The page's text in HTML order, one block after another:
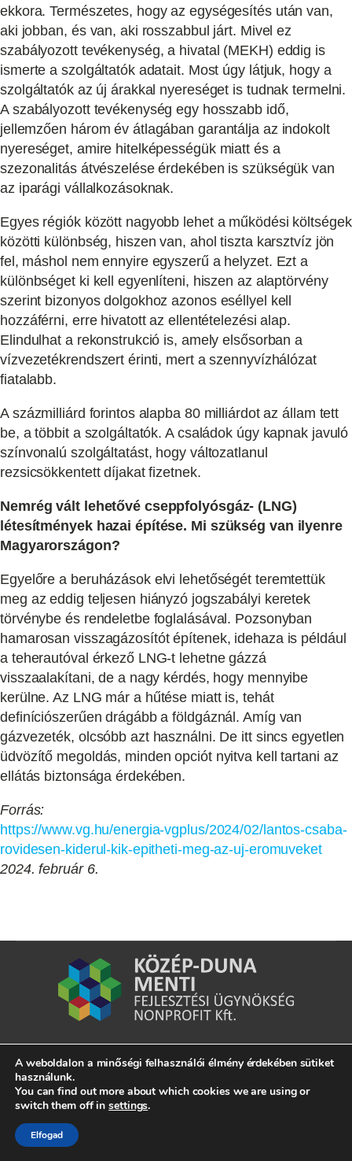
ekkora. Természetes, hogy az egységesítés után van,
aki jobban, és van, aki rosszabbul járt. Mivel ez
szabályozott tevékenység, a hivatal (MEKH) eddig is
ismerte a szolgáltatók adatait. Most úgy látjuk, hogy a
szolgáltatók az új árakkal nyereséget is tudnak termelni.
A szabályozott tevékenység egy hosszabb idő,
jellemzően három év átlagában garantálja az indokolt
nyereséget, amire hitelképességük miatt és a
szezonalitás átvészelése érdekében is szükségük van
az iparági vállalkozásoknak.
Egyes régiók között nagyobb lehet a működési költségek
közötti különbség, hiszen van, ahol tiszta karsztvíz jön
fel, máshol nem ennyire egyszerű a helyzet. Ezt a
különbséget ki kell egyenlíteni, hiszen az alaptörvény
szerint bizonyos dolgokhoz azonos eséllyel kell
hozzáférni, erre hivatott az ellentételezési alap.
Elindulhat a rekonstrukció is, amely elsősorban a
vízvezetékrendszert érinti, mert a szennyvízhálózat
fiatalabb.
A százmilliárd forintos alapba 80 milliárdot az állam tett
be, a többit a szolgáltatók. A családok úgy kapnak javuló
színvonalú szolgáltatást, hogy változatlanul
rezsicsökkentett díjakat fizetnek.
Nemrég vált lehetővé cseppfolyósgáz- (LNG)
létesítmények hazai építése. Mi szükség van ilyenre
Magyarországon?
Egyelőre a beruházások elvi lehetőségét teremtettük
meg az eddig teljesen hiányzó jogszabályi keretek
törvénybe és rendeletbe foglalásával. Pozsonyban
hamarosan visszagázosítót építenek, idehaza is például
a teherautóval érkező LNG-t lehetne gázzá
visszaalakítani, de a nagy kérdés, hogy mennyibe
kerülne. Az LNG már a hűtése miatt is, tehát
definíciószerűen drágább a földgáznál. Amíg van
gázvezeték, olcsóbb azt használni. De itt sincs egyetlen
üdvözítő megoldás, minden opciót nyitva kell tartani az
ellátás biztonsága érdekében.
Forrás:
https://www.vg.hu/energia-vgplus/2024/02/lantos-csaba-
rovidesen-kiderul-kik-epitheti-meg-az-uj-eromuveket
2024. február 6.
7020 Dunaföldvár, Kossuth Lajos u. 2.
A weboldalon a minőségi felhasználói élmény érdekében sütiket
használunk.
You can find out more about which cookies we are using or
switch them off insettings.
Elfogad